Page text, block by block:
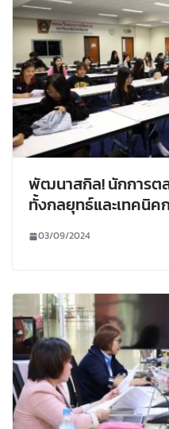
พัฒนาสกิล! นักการต
ทั้งกลยุทธ์และเทคนิค
03/09/2024